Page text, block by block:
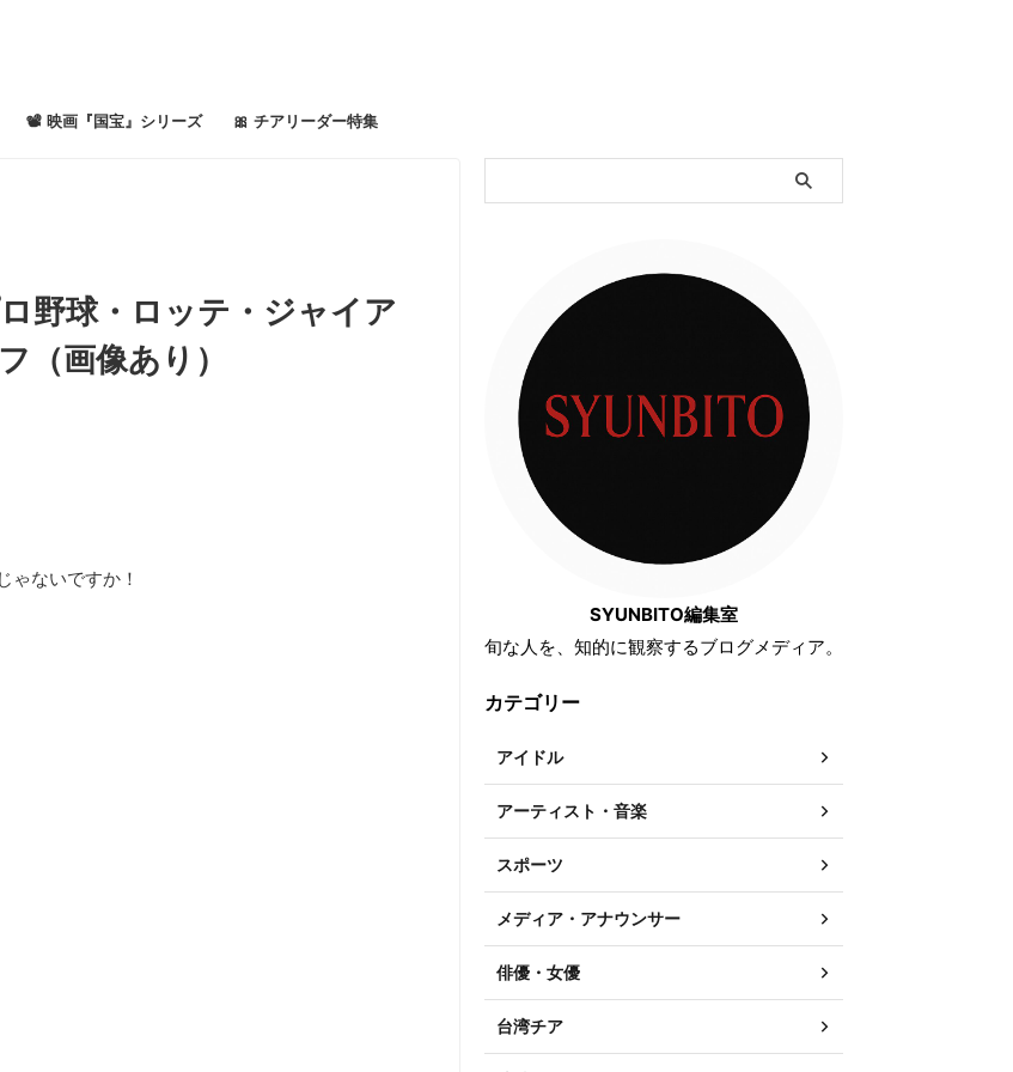
📽 映画『国宝』シリーズ 🎀 チアリーダー特集
野球・ロッテ・ジャイア
（画像あり）
ゃないですか！
SYUNBITO編集室
旬な人を、知的に観察するブログメディア。
カテゴリー
アイドル
アーティスト・音楽
スポーツ
メディア・アナウンサー
俳優・女優
台湾チア